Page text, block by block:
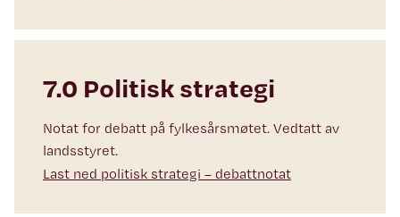
7.0 Politisk strategi
Notat for debatt på fylkesårsmøtet. Vedtatt av
landsstyret.
Last ned politisk strategi – debattnotat